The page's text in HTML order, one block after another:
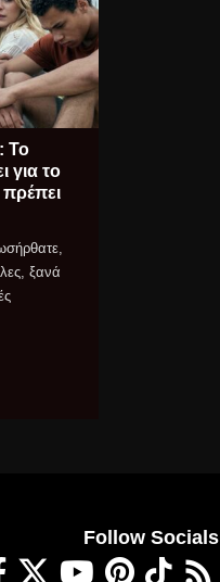
Το
για το
ξανά
Follow Socials